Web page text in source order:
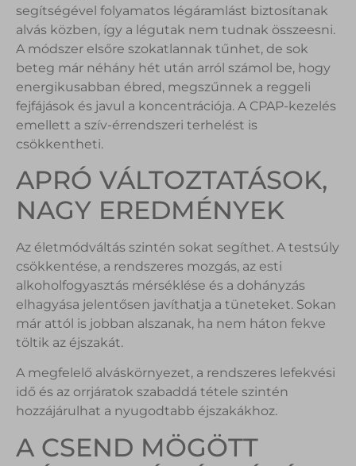
segítségével folyamatos légáramlást biztosítanak
alvás közben, így a légutak nem tudnak összeesni.
A módszer elsőre szokatlannak tűnhet, de sok
beteg már néhány hét után arról számol be, hogy
energikusabban ébred, megszűnnek a reggeli
fejfájások és javul a koncentrációja. A CPAP-kezelés
emellett a szív-érrendszeri terhelést is
csökkentheti.
APRÓ VÁLTOZTATÁSOK,
NAGY EREDMÉNYEK
Az életmódváltás szintén sokat segíthet. A testsúly
csökkentése, a rendszeres mozgás, az esti
alkoholfogyasztás mérséklése és a dohányzás
elhagyása jelentősen javíthatja a tüneteket. Sokan
már attól is jobban alszanak, ha nem háton fekve
töltik az éjszakát.
A megfelelő alváskörnyezet, a rendszeres lefekvési
idő és az orrjáratok szabaddá tétele szintén
hozzájárulhat a nyugodtabb éjszakákhoz.
A CSEND MÖGÖTT